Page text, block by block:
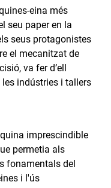
eina més
seu paper en la
seus protagonistes
el mecanitzat de
va fer d’ell
indústries i tallers
imprescindible
permetia als
fonamentals del
i l'ús